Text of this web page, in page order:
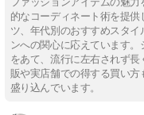
的なコーディネート術を提
ツ、年代別のおすすめスタ
ンへの関心に応えています
をあて、流行に左右されず
販や実店舗での得する買い
盛り込んでいます。